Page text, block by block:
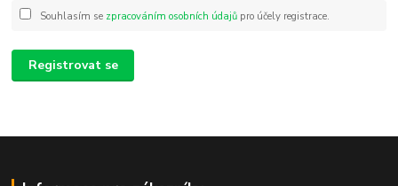
Souhlasím se zpracováním osobních údajůpro účely registrace.
Registrovat se